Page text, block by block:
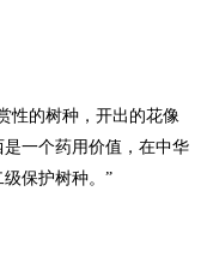
性的树种，开出的花像
一个药用价值，在中华
保护树种。”